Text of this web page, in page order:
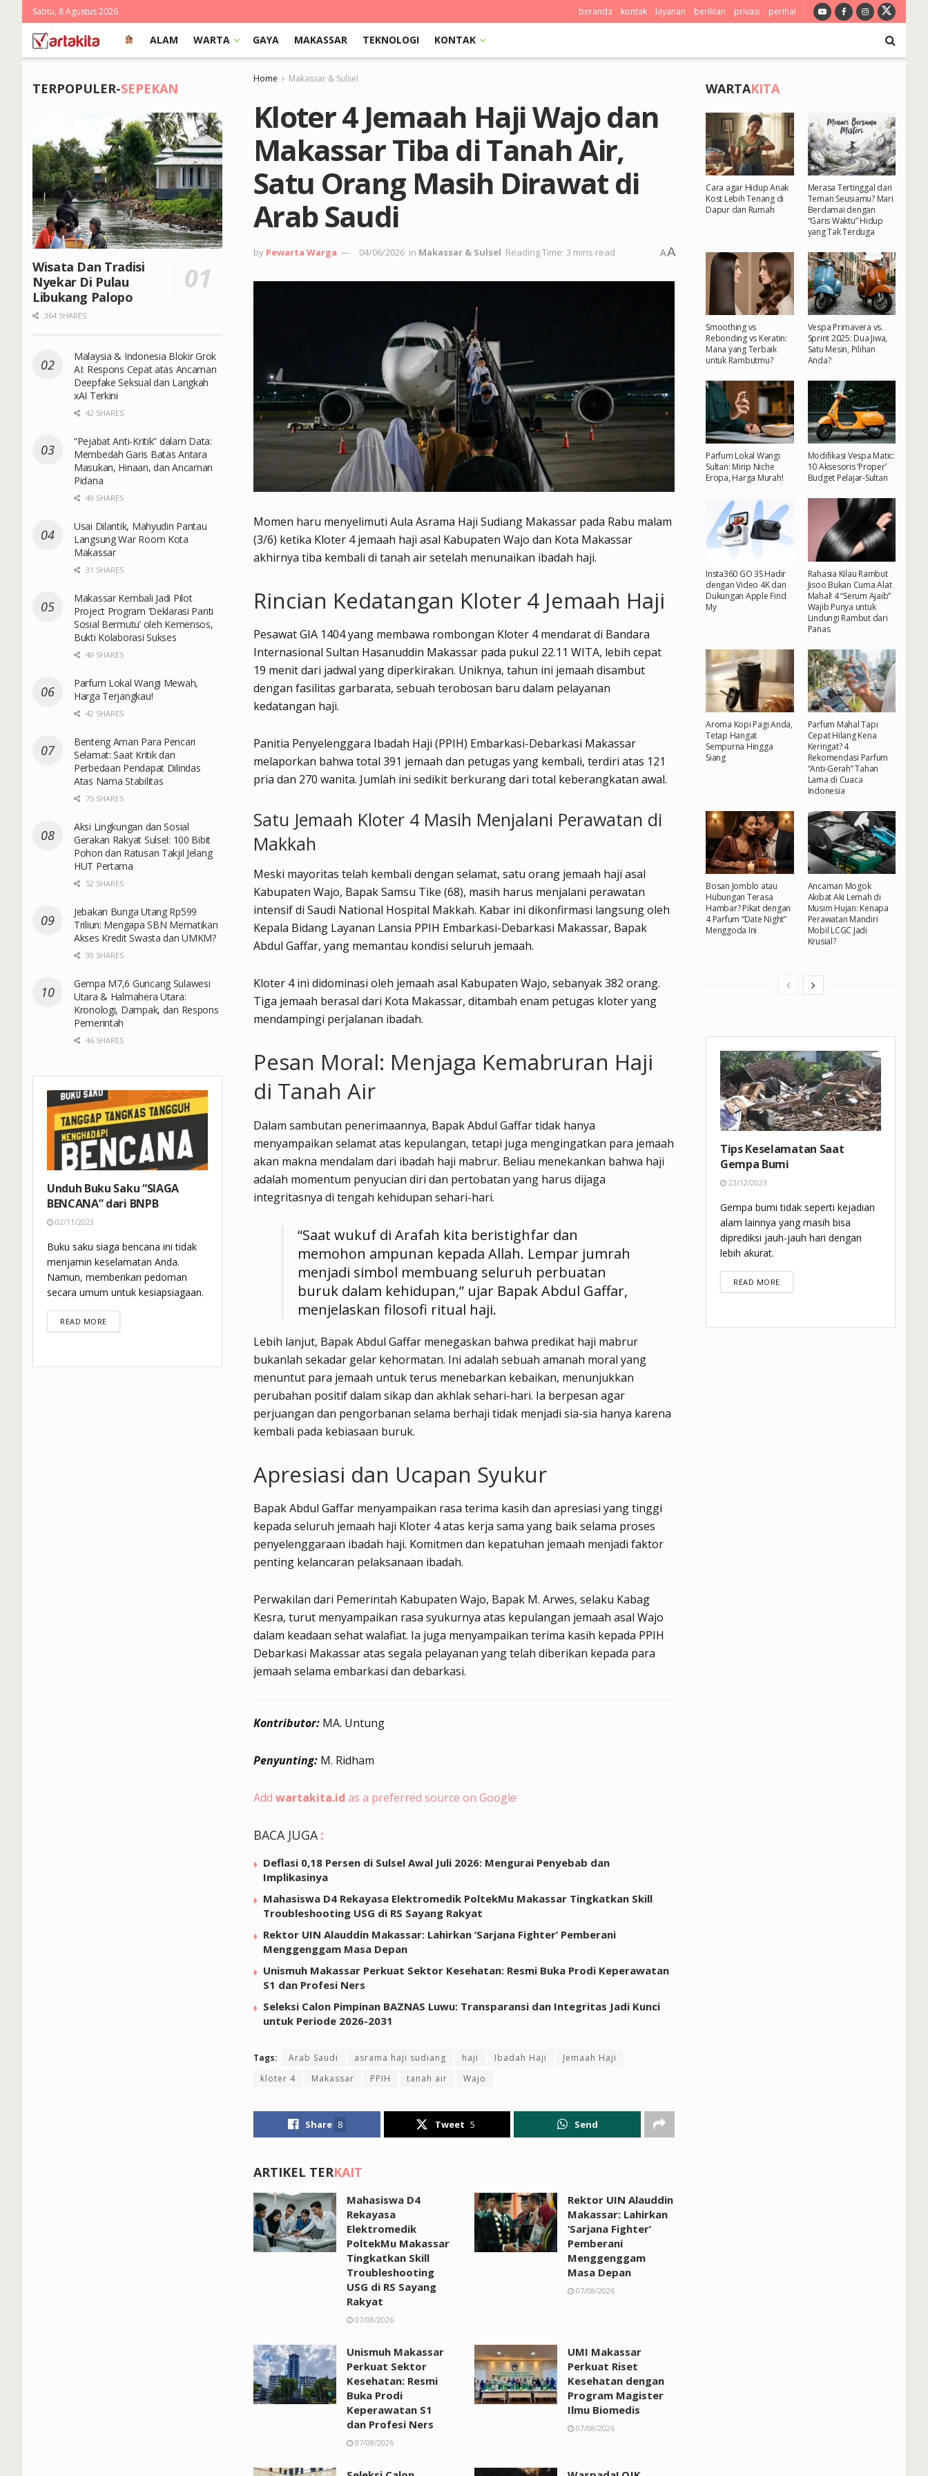
Sabtu, 8 Agustus 2026 beranda kontak layanan beriklan privasi perihal
ALAM WARTA GAYA MAKASSAR TEKNOLOGI KONTAK
Home Makassar & Sulsel
Kloter 4 Jemaah Haji Wajo dan
Makassar Tiba di Tanah Air,
Satu Orang Masih Dirawat di
Arab Saudi
by Pewarta Warga 04/06/2026 in Makassar & Sulsel Reading Time: 3 mins read AA
Momen haru menyelimuti Aula Asrama Haji Sudiang Makassar pada Rabu malam
(3/6) ketika Kloter 4 jemaah haji asal Kabupaten Wajo dan Kota Makassar
akhirnya tiba kembali di tanah air setelah menunaikan ibadah haji.
Rincian Kedatangan Kloter 4 Jemaah Haji
Pesawat GIA 1404 yang membawa rombongan Kloter 4 mendarat di Bandara
Internasional Sultan Hasanuddin Makassar pada pukul 22.11 WITA, lebih cepat
19 menit dari jadwal yang diperkirakan. Uniknya, tahun ini jemaah disambut
dengan fasilitas garbarata, sebuah terobosan baru dalam pelayanan
kedatangan haji.
Panitia Penyelenggara Ibadah Haji (PPIH) Embarkasi-Debarkasi Makassar
melaporkan bahwa total 391 jemaah dan petugas yang kembali, terdiri atas 121
pria dan 270 wanita. Jumlah ini sedikit berkurang dari total keberangkatan awal.
Satu Jemaah Kloter 4 Masih Menjalani Perawatan di
Makkah
Meski mayoritas telah kembali dengan selamat, satu orang jemaah haji asal
Kabupaten Wajo, Bapak Samsu Tike (68), masih harus menjalani perawatan
intensif di Saudi National Hospital Makkah. Kabar ini dikonfirmasi langsung oleh
Kepala Bidang Layanan Lansia PPIH Embarkasi-Debarkasi Makassar, Bapak
Abdul Gaffar, yang memantau kondisi seluruh jemaah.
Kloter 4 ini didominasi oleh jemaah asal Kabupaten Wajo, sebanyak 382 orang.
Tiga jemaah berasal dari Kota Makassar, ditambah enam petugas kloter yang
mendampingi perjalanan ibadah.
Pesan Moral: Menjaga Kemabruran Haji
di Tanah Air
Dalam sambutan penerimaannya, Bapak Abdul Gaffar tidak hanya
menyampaikan selamat atas kepulangan, tetapi juga mengingatkan para jemaah
akan makna mendalam dari ibadah haji mabrur. Beliau menekankan bahwa haji
adalah momentum penyucian diri dan pertobatan yang harus dijaga
integritasnya di tengah kehidupan sehari-hari.
“Saat wukuf di Arafah kita beristighfar dan
memohon ampunan kepada Allah. Lempar jumrah
menjadi simbol membuang seluruh perbuatan
buruk dalam kehidupan,” ujar Bapak Abdul Gaffar,
menjelaskan filosofi ritual haji.
Lebih lanjut, Bapak Abdul Gaffar menegaskan bahwa predikat haji mabrur
bukanlah sekadar gelar kehormatan. Ini adalah sebuah amanah moral yang
menuntut para jemaah untuk terus menebarkan kebaikan, menunjukkan
perubahan positif dalam sikap dan akhlak sehari-hari. Ia berpesan agar
perjuangan dan pengorbanan selama berhaji tidak menjadi sia-sia hanya karena
kembali pada kebiasaan buruk.
Apresiasi dan Ucapan Syukur
Bapak Abdul Gaffar menyampaikan rasa terima kasih dan apresiasi yang tinggi
kepada seluruh jemaah haji Kloter 4 atas kerja sama yang baik selama proses
penyelenggaraan ibadah haji. Komitmen dan kepatuhan jemaah menjadi faktor
penting kelancaran pelaksanaan ibadah.
Perwakilan dari Pemerintah Kabupaten Wajo, Bapak M. Arwes, selaku Kabag
Kesra, turut menyampaikan rasa syukurnya atas kepulangan jemaah asal Wajo
dalam keadaan sehat walafiat. Ia juga menyampaikan terima kasih kepada PPIH
Debarkasi Makassar atas segala pelayanan yang telah diberikan kepada para
jemaah selama embarkasi dan debarkasi.
Kontributor: MA. Untung
Penyunting: M. Ridham
Add wartakita.id as a preferred source on Google
BACA JUGA :
Deflasi 0,18 Persen di Sulsel Awal Juli 2026: Mengurai Penyebab dan
Implikasinya
Mahasiswa D4 Rekayasa Elektromedik PoltekMu Makassar Tingkatkan Skill
Troubleshooting USG di RS Sayang Rakyat
Rektor UIN Alauddin Makassar: Lahirkan ‘Sarjana Fighter’ Pemberani
Menggenggam Masa Depan
Unismuh Makassar Perkuat Sektor Kesehatan: Resmi Buka Prodi Keperawatan
S1 dan Profesi Ners
Seleksi Calon Pimpinan BAZNAS Luwu: Transparansi dan Integritas Jadi Kunci
untuk Periode 2026-2031
Tags: Arab Saudi asrama haji sudiang haji Ibadah Haji
Jemaah Haji
kloter 4
Makassar PPIH tanah air Wajo
Share 8 Tweet 5 Send
ARTIKEL TERKAIT
Mahasiswa D4
Rekayasa
Elektromedik
PoltekMu Makassar
Tingkatkan Skill
Troubleshooting
USG di RS Sayang
Rakyat
07/08/2026
Rektor UIN Alauddin
Makassar: Lahirkan
‘Sarjana Fighter’
Pemberani
Menggenggam
Masa Depan
07/08/2026
Unismuh Makassar
Perkuat Sektor
Kesehatan: Resmi
Buka Prodi
Keperawatan S1
dan Profesi Ners
07/08/2026
UMI Makassar
Perkuat Riset
Kesehatan dengan
Program Magister
Ilmu Biomedis
07/08/2026
TERPOPULER-SEPEKAN
Wisata Dan Tradisi
Nyekar Di Pulau
Libukang Palopo
364 SHARES
Malaysia & Indonesia Blokir Grok
AI: Respons Cepat atas Ancaman
Deepfake Seksual dan Langkah
xAI Terkini
42 SHARES
“Pejabat Anti-Kritik” dalam Data:
Membedah Garis Batas Antara
Masukan, Hinaan, dan Ancaman
Pidana
49 SHARES
Usai Dilantik, Mahyudin Pantau
Langsung War Room Kota
Makassar
31 SHARES
Makassar Kembali Jadi Pilot
Project Program ‘Deklarasi Panti
Sosial Bermutu’ oleh Kemensos,
Bukti Kolaborasi Sukses
40 SHARES
Parfum Lokal Wangi Mewah,
Harga Terjangkau!
42 SHARES
Benteng Aman Para Pencari
Selamat: Saat Kritik dan
Perbedaan Pendapat Dilindas
Atas Nama Stabilitas
75 SHARES
Aksi Lingkungan dan Sosial
Gerakan Rakyat Sulsel: 100 Bibit
Pohon dan Ratusan Takjil Jelang
HUT Pertama
52 SHARES
Jebakan Bunga Utang Rp599
Triliun: Mengapa SBN Mematikan
Akses Kredit Swasta dan UMKM?
30 SHARES
Gempa M7,6 Guncang Sulawesi
Utara & Halmahera Utara:
Kronologi, Dampak, dan Respons
Pemerintah
46 SHARES
Unduh Buku Saku “SIAGA
BENCANA” dari BNPB
02/11/2023
Buku saku siaga bencana ini tidak
menjamin keselamatan Anda.
Namun, memberikan pedoman
secara umum untuk kesiapsiagaan.
READ MOREDETAILS
WARTAKITA
Cara agar Hidup Anak
Kost Lebih Tenang di
Dapur dan Rumah
Merasa Tertinggal dari
Teman Seusiamu? Mari
Berdamai dengan
“Garis Waktu” Hidup
yang Tak Terduga
Smoothing vs
Rebonding vs Keratin:
Mana yang Terbaik
untuk Rambutmu?
Vespa Primavera vs.
Sprint 2025: Dua Jiwa,
Satu Mesin, Pilihan
Anda?
Parfum Lokal Wangi
Sultan: Mirip Niche
Eropa, Harga Murah!
Modifikasi Vespa Matic:
10 Aksesoris ‘Proper’
Budget Pelajar-Sultan
Insta360 GO 3S Hadir
dengan Video 4K dan
Dukungan Apple Find
My
Rahasia Kilau Rambut
Jisoo Bukan Cuma Alat
Mahal! 4 “Serum Ajaib”
Wajib Punya untuk
Lindungi Rambut dari
Panas
Aroma Kopi Pagi Anda,
Tetap Hangat
Sempurna Hingga
Siang
Parfum Mahal Tapi
Cepat Hilang Kena
Keringat? 4
Rekomendasi Parfum
“Anti-Gerah” Tahan
Lama di Cuaca
Indonesia
Bosan Jomblo atau
Hubungan Terasa
Hambar? Pikat dengan
4 Parfum “Date Night”
Menggoda Ini
Ancaman Mogok
Akibat Aki Lemah di
Musim Hujan: Kenapa
Perawatan Mandiri
Mobil LCGC Jadi
Krusial?
Tips Keselamatan Saat
Gempa Bumi
23/12/2023
Gempa bumi tidak seperti kejadian
alam lainnya yang masih bisa
diprediksi jauh-jauh hari dengan
lebih akurat.
READ MOREDETAILS